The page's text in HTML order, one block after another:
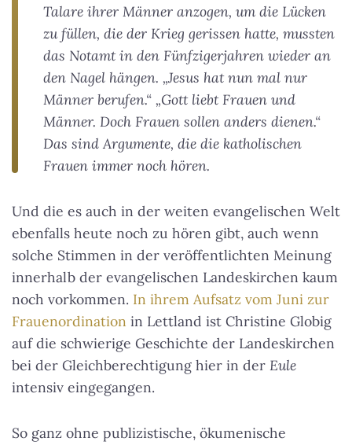
Talare ihrer Männer anzogen, um die Lücken
zu füllen, die der Krieg gerissen hatte, mussten
das Notamt in den Fünfzigerjahren wieder an
den Nagel hängen. „Jesus hat nun mal nur
Männer berufen.“ „Gott liebt Frauen und
Männer. Doch Frauen sollen anders dienen.“
Das sind Argumente, die die katholischen
Frauen immer noch hören.
Und die es auch in der weiten evangelischen Welt
ebenfalls heute noch zu hören gibt, auch wenn
solche Stimmen in der veröffentlichten Meinung
innerhalb der evangelischen Landeskirchen kaum
noch vorkommen. In ihrem Aufsatz vom Juni zur
Frauenordination in Lettland ist Christine Globig
auf die schwierige Geschichte der Landeskirchen
bei der Gleichberechtigung hier in der Eule
intensiv eingegangen.
So ganz ohne publizistische, ökumenische